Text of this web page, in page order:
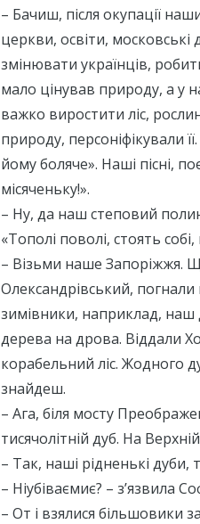
– Бачиш, після окупації
церкви, освіти,
змінювати українців,
мало цінував природу, а у
важко виростити ліс,
природу, персоніфікували
йому боляче». Наші пісні,
місяченьку!».
– Ну, да наш степовий
«Тополі поволі, стоять
– Візьми наше Запоріжжя.
Олександрівський, погнали
зимівники, наприклад, наш
дерева на дрова. Віддали
корабельний ліс. Жодного
знайдеш.
– Ага, біля мосту
тисячолітній дуб. На
– Так, наші рідненькі
– Ніубіваємиє? – з’язвила
– От і взялися більшовики